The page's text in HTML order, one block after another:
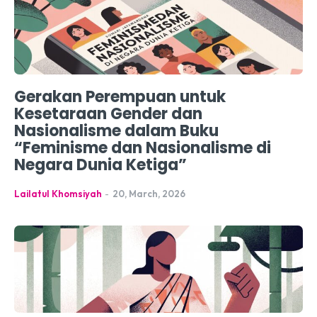
Gerakan Perempuan untuk
Kesetaraan Gender dan
Nasionalisme dalam Buku
“Feminisme dan Nasionalisme di
Negara Dunia Ketiga”
Lailatul Khomsiyah - 20, March, 2026